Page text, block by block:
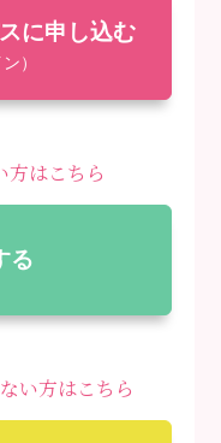
に申し込む
）
方はこちら
る
い方はこちら